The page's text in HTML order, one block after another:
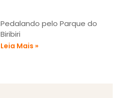
Pedalando pelo Parque do
Biribiri
Leia Mais »